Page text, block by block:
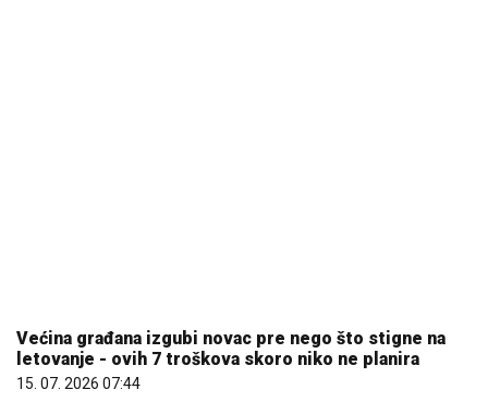
Većina građana izgubi novac pre nego što stigne na
letovanje - ovih 7 troškova skoro niko ne planira
15. 07. 2026 07:44